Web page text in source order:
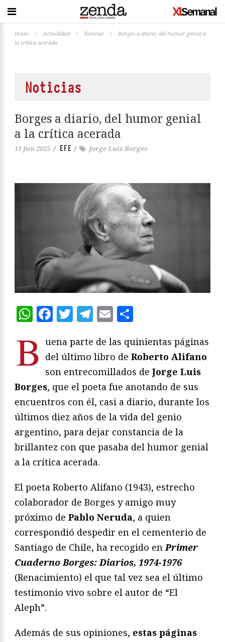
Inicio > Actualidad > Noticias >
Borges a diario, del humor genial a
la crítica acerada
Noticias
Borges a diario, del humor genial
a la crítica acerada
11 Jun 2025 / EFE / Jorge Luis Borges
WhatsApp
Facebook
Twitter
Telegram
Email
B uena parte de las quinientas páginas
del último libro de Roberto Alifano
son entrecomillados de Jorge Luis
Borges, que el poeta fue anotando de sus
encuentros con él, casi a diario, durante los
últimos diez años de la vida del genio
argentino, para dejar constancia de la
brillantez con que pasaba del humor genial
a la crítica acerada.
El poeta Roberto Alifano (1943), estrecho
colaborador de Borges y amigo muy
próximo de Pablo Neruda, a quien
correspondió despedir en el cementerio de
Santiago de Chile, ha recogido enPrimer
Cuaderno Borges: Diarios, 1974-1976
(Renacimiento) el que tal vez sea el último
testimonio vivo sobre el autor de “El
Aleph”.
Además de sus opiniones, estas páginas